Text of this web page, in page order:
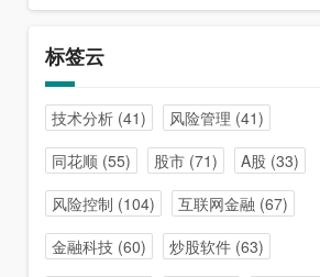
标签云
技术分析 (41) 风险管理 (41)
同花顺 (55) 股市 (71) A股 (33)
风险控制 (104) 互联网金融 (67)
金融科技 (60) 炒股软件 (63)